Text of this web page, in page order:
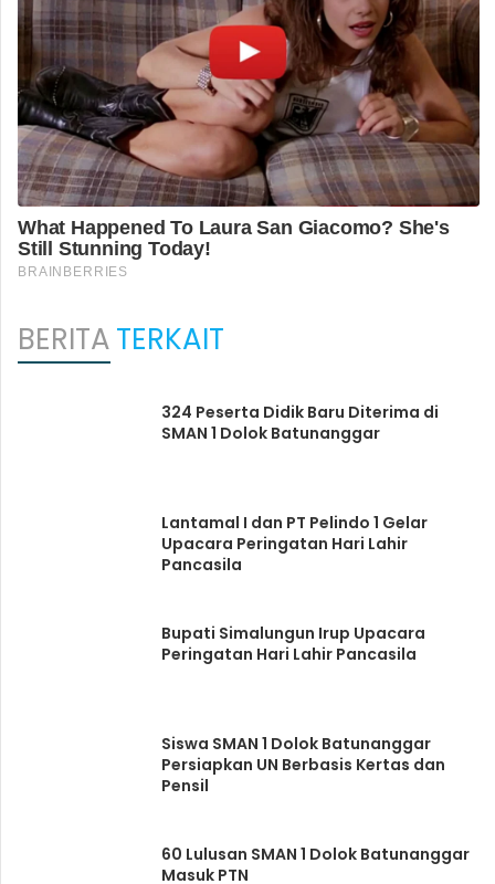
BERITATERKAIT
324 Peserta Didik Baru Diterima di
SMAN 1 Dolok Batunanggar
Lantamal I dan PT Pelindo 1 Gelar
Upacara Peringatan Hari Lahir
Pancasila
Bupati Simalungun Irup Upacara
Peringatan Hari Lahir Pancasila
Siswa SMAN 1 Dolok Batunanggar
Persiapkan UN Berbasis Kertas dan
Pensil
60 Lulusan SMAN 1 Dolok Batunanggar
Masuk PTN